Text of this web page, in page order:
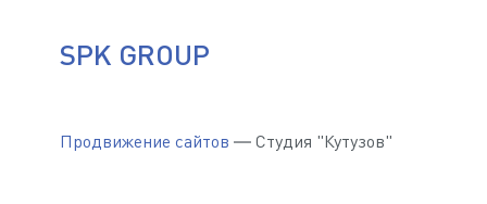
SPK GROUP
Продвижение сайтов — Студия "Кутузов"